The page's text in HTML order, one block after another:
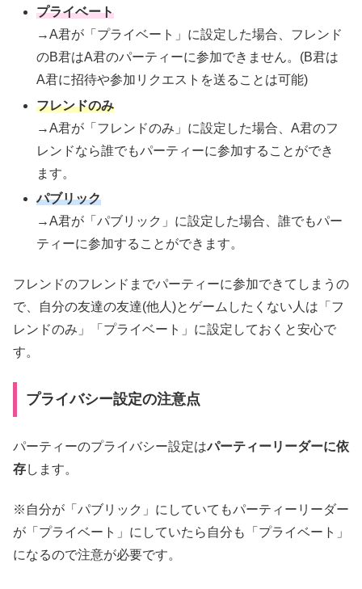
プライベート
→A君が「プライベート」に設定した場合、フレンド
のB君はA君のパーティーに参加できません。(B君は
A君に招待や参加リクエストを送ることは可能)
フレンドのみ
→A君が「フレンドのみ」に設定した場合、A君のフ
レンドなら誰でもパーティーに参加することができ
ます。
パブリック
→A君が「パブリック」に設定した場合、誰でもパー
ティーに参加することができます。
フレンドのフレンドまでパーティーに参加できてしまうの
で、自分の友達の友達(他人)とゲームしたくない人は「フ
レンドのみ」「プライベート」に設定しておくと安心で
す。
プライバシー設定の注意点
パーティーのプライバシー設定はパーティーリーダーに依
存します。
※自分が「パブリック」にしていてもパーティーリーダー
が「プライベート」にしていたら自分も「プライベート」
になるので注意が必要です。